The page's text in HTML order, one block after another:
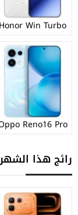
Honor Win Turbo
Reno16 Pro
رائج هذا الشهر